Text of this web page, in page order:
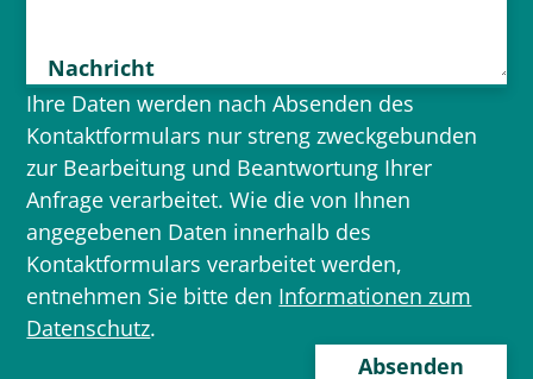
Nachricht
Ihre Daten werden nach Absenden des
Kontaktformulars nur streng zweckgebunden
zur Bearbeitung und Beantwortung Ihrer
Anfrage verarbeitet. Wie die von Ihnen
angegebenen Daten innerhalb des
Kontaktformulars verarbeitet werden,
entnehmen Sie bitte den Informationen zum
Datenschutz.